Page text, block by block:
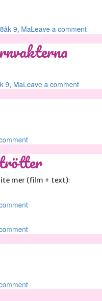
Kategorier
åk 9, MaLeave a comment
9, MaLeave a comment
mer (film + text):